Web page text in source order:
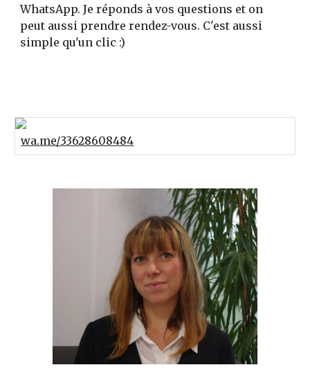
WhatsApp. Je réponds à vos questions et on
peut aussi prendre rendez-vous. C'est aussi
simple qu'un clic :)
wa.me/33628608484